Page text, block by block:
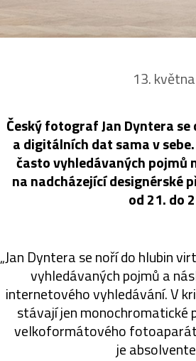
13.
Český fotograf Jan Dyntera
a digitálních dat sama v
často vyhledávaných pojmů
na nadcházející designérské
od 21. do
„Jan Dyntera se noří do hlubin
vyhledávaných pojmů a
internetového vyhledávání. V
stávají jen monochromatické
velkoformátového
je